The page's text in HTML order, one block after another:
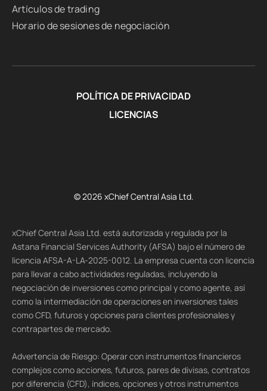
Artículos de trading
Horario de sesiones de negociación
POLÍTICA DE PRIVACIDAD
LICENCIAS
© 2026 xChief Central Asia Ltd.
xChief Central Asia Ltd. está autorizada y regulada por la
Astana Financial Services Authority (AFSA) bajo el número de
licencia AFSA-A-LA-2025-0012. La empresa cuenta con licencia
para llevar a cabo actividades reguladas, incluyendo la
negociación de inversiones como principal y como agente, así
como la intermediación de operaciones en inversiones tales
como CFD, futuros y opciones para clientes profesionales y
contrapartes de mercado.
Advertencia de Riesgo: Operar con instrumentos financieros
complejos como acciones, futuros, pares de divisas, contratos
por diferencia (CFD), índices, opciones y otros instrumentos